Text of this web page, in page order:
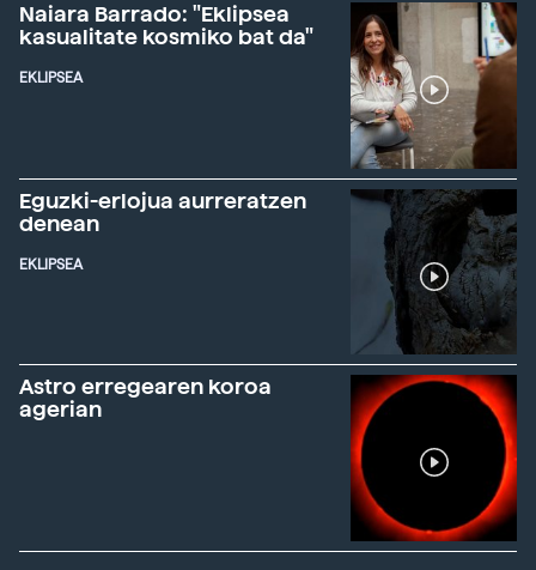
Naiara Barrado: "Eklipsea
kasualitate kosmiko bat da"
EKLIPSEA
Eguzki-erlojua aurreratzen
denean
EKLIPSEA
Astro erregearen koroa
agerian